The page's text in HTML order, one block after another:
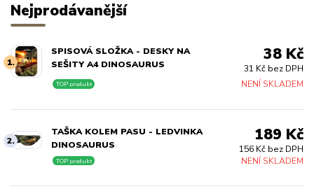
Nejprodávanější
1.
SPISOVÁ SLOŽKA - DESKY NA
SEŠITY A4 DINOSAURUS
NENÍ SKLADEM
TOP produkt
38 Kč
31 Kč bez DPH
2.
TAŠKA KOLEM PASU - LEDVINKA
DINOSAURUS
NENÍ SKLADEM
TOP produkt
189 Kč
156 Kč bez DPH